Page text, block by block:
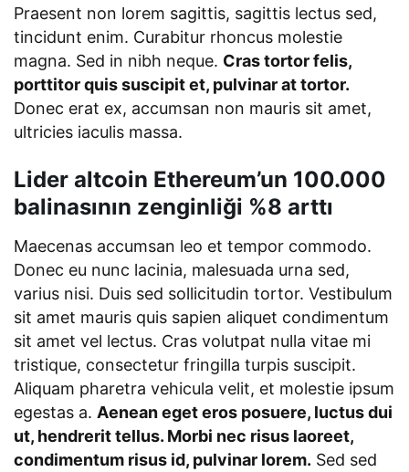
Praesent non lorem sagittis, sagittis lectus sed,
tincidunt enim. Curabitur rhoncus molestie
magna. Sed in nibh neque. Cras tortor felis,
porttitor quis suscipit et, pulvinar at tortor.
Donec erat ex, accumsan non mauris sit amet,
ultricies iaculis massa.
Lider altcoin Ethereum’un 100.000
balinasının zenginliği %8 arttı
Maecenas accumsan leo et tempor commodo.
Donec eu nunc lacinia, malesuada urna sed,
varius nisi. Duis sed sollicitudin tortor. Vestibulum
sit amet mauris quis sapien aliquet condimentum
sit amet vel lectus. Cras volutpat nulla vitae mi
tristique, consectetur fringilla turpis suscipit.
Aliquam pharetra vehicula velit, et molestie ipsum
egestas a. Aenean eget eros posuere, luctus dui
ut, hendrerit tellus. Morbi nec risus laoreet,
condimentum risus id, pulvinar lorem. Sed sed